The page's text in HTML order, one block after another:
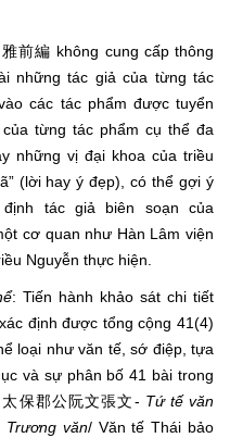
前編 không cung cấp thông
những tác giả của từng tác
các tác phẩm được tuyển
từng tác phẩm cụ thể đa
những vị đại khoa của triều
(lời hay ý đẹp), có thể gợi ý
tác giả biên soạn của
cơ quan như Hàn Lâm viện
Nguyễn thực hiện.
: Tiến hành khảo sát chi tiết
định được tổng cộng 41(4)
loại như văn tế, sớ điệp, tựa
và sự phân bố 41 bài trong
保郡公阮文張文- Tứ tế văn
Trương văn/ Văn tế Thái bảo